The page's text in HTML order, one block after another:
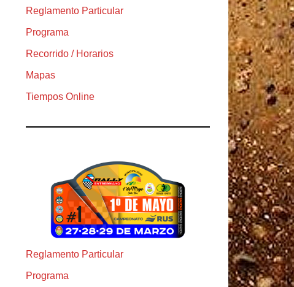
Reglamento Particular
Programa
Recorrido / Horarios
Mapas
Tiempos Online
Reglamento Particular
Programa